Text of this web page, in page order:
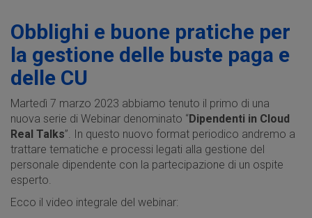
Obblighi e buone pratiche per
la gestione delle buste paga e
delle CU
Martedì 7 marzo 2023 abbiamo tenuto il primo di una
nuova serie di Webinar denominato “Dipendenti in Cloud
Real Talks”. In questo nuovo format periodico andremo a
trattare tematiche e processi legati alla gestione del
personale dipendente con la partecipazione di un ospite
esperto.
Ecco il video integrale del webinar: